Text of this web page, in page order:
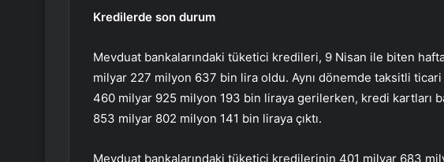
Kredilerde son durum
Mevduat bankalarındaki tüketici kredileri, 9 Nisan ile biten
milyar 227 milyon 637 bin lira oldu. Aynı dönemde taksitli
460 milyar 925 milyon 193 bin liraya gerilerken, kredi kartları
853 milyar 802 milyon 141 bin liraya çıktı.
Mevduat bankalarındaki tüketici kredilerinin 401 milyar 683